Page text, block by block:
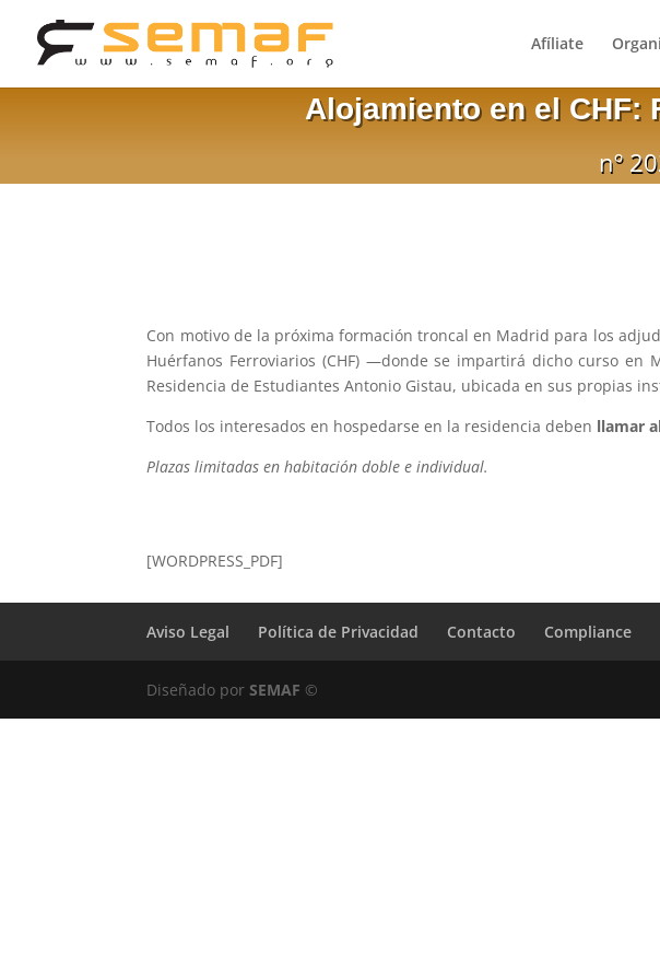
Afíliate
Alojamiento en el CHF:
nº
Con motivo de la próxima formación troncal en Madrid para los
Huérfanos Ferroviarios (CHF) —donde se impartirá dicho curso
Residencia de Estudiantes Antonio Gistau, ubicada en sus propias
Todos los interesados en hospedarse en la residencia deben llamar
Plazas limitadas en habitación doble e individual.
[WORDPRESS_PDF]
Aviso Legal Política de Privacidad Contacto Compliance
Diseñado porSEMAF ©